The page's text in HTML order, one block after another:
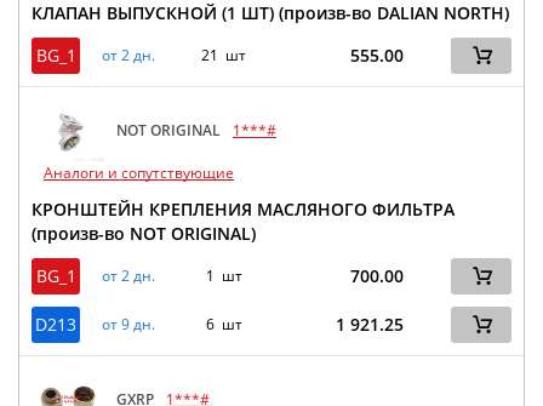
КЛАПАН ВЫПУСКНОЙ (1 ШТ) (произв-во DALIAN NORTH)
BG_1
от 2 дн. 21 шт 555.00
NOT ORIGINAL 1***#
Аналоги и сопутствующие
КРОНШТЕЙН КРЕПЛЕНИЯ МАСЛЯНОГО ФИЛЬТРА
(произв-во NOT ORIGINAL)
BG_1
от 2 дн. 1 шт 700.00
D213 от 9 дн. 6 шт 1 921.25
GXRP 1***#